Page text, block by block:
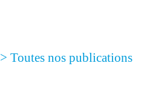
> Toutes nos publications